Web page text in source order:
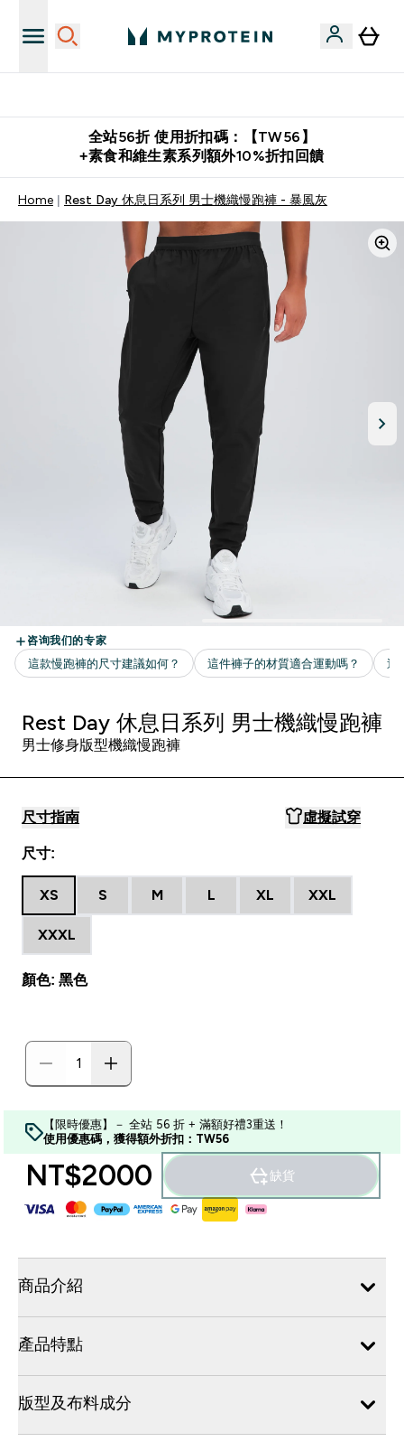
全站56折 使用折扣碼：【TW56】
+素食和維生素系列額外10%折扣回饋
Home Rest Day 休息日系列 男士機織慢跑褲 - 暴風灰
Rest Day 休息日系列 男士機織慢跑褲
男士修身版型機織慢跑褲
尺寸指南 虛擬試穿
尺寸:
XS S M L XL XXL
XXXL
顏色: 黑色
【限時優惠】－ 全站 56 折 + 滿額好禮3重送！
使用優惠碼，獲得額外折扣：TW56
NT$2000‎ 缺貨
商品介紹
產品特點
版型及布料成分